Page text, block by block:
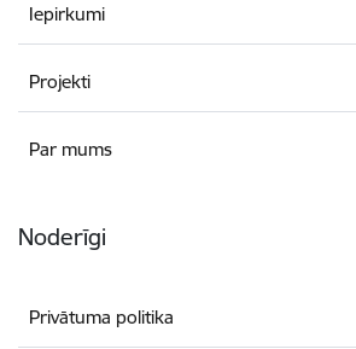
Iepirkumi
Projekti
Par mums
Noderīgi
Privātuma politika